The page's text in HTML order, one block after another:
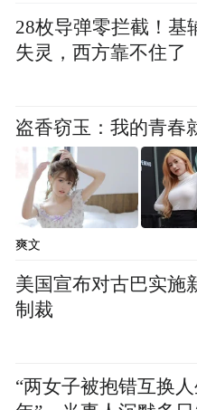
体验
三千里征途展示的
务。沿途阳澄湖、徐
心服务”站点，为
测、热餐补给、礼
中，星智T9M依托
提供出色的舒适性体
美展现“随车吃住、
势，有效缓解长途
户为核心的产品与
各项性能稳定输出
28枚导弹零拦截！基
失灵，西方靠不住了
盗香窃玉：我的青春
爽文
美国宣布对古巴实施
制裁
“两女子被抱错互换